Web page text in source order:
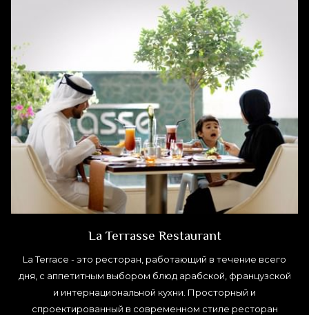
La Terrasse Restaurant
La Terrace - это ресторан, работающий в течение всего
дня, с аппетитным выбором блюд арабской, французской
и интернациональной кухни. Просторный и
спроектированный в современном стиле ресторан